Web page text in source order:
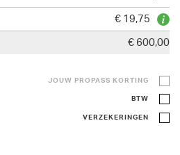
€ 19,75
€ 600,00
JOUW PROPASS KORTING
BTW
VERZEKERINGEN